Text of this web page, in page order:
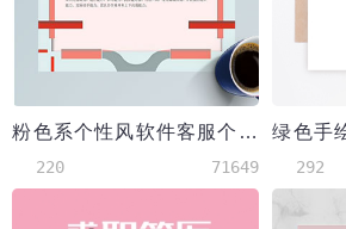
粉色系个性风软件客服个人简历模板
220 71649 292